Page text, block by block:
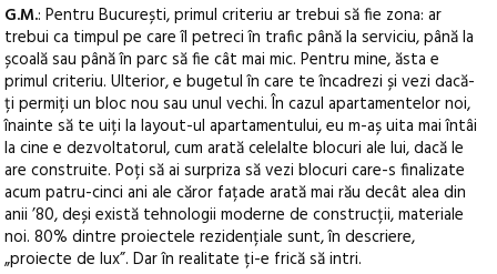
G.M.: Pentru București, primul criteriu ar trebui să fie zona: ar
trebui ca timpul pe care îl petreci în trafic până la serviciu, până la
școală sau până în parc să fie cât mai mic. Pentru mine, ăsta e
primul criteriu. Ulterior, e bugetul în care te încadrezi și vezi dacă-
ți permiți un bloc nou sau unul vechi. În cazul apartamentelor noi,
înainte să te uiți la layout-ul apartamentului, eu m-aș uita mai întâi
la cine e dezvoltatorul, cum arată celelalte blocuri ale lui, dacă le
are construite. Poți să ai surpriza să vezi blocuri care-s finalizate
acum patru-cinci ani ale căror fațade arată mai rău decât alea din
anii ’80, deși există tehnologii moderne de construcții, materiale
noi. 80% dintre proiectele rezidențiale sunt, în descriere,
„proiecte de lux”. Dar în realitate ți-e frică să intri.